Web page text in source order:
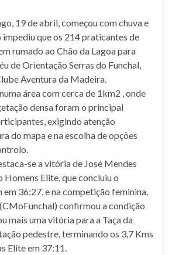
19 de abril, começou com chuva e
impediu que os 214 praticantes de
rumado ao Chão da Lagoa para
de Orientação Serras do Funchal,
Aventura da Madeira.
área com cerca de 1km2 , onde
densa foram o principal
exigindo atenção
do mapa e na escolha de opções
se a vitória de José Mendes
Homens Elite, que concluiu o
36:27, e na competição feminina,
confirmou a condição
mais uma vitória para a Taça da
pedestre, terminando os 3,7 Kms
Elite em 37:11.